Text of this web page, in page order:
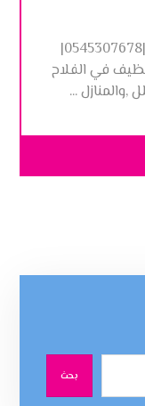
شركة تنظيف في الفلاح ابوظبي |0545307678|
في الفلاح
...
بحث